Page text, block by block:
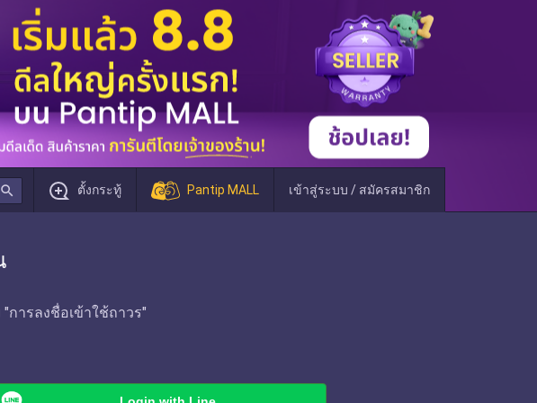
search ตั้งกระทู้ Pantip MALL เข้าสู่ระบบ / สมัครสมาชิก
ารลงชื่อเข้าใช้ถาวร"